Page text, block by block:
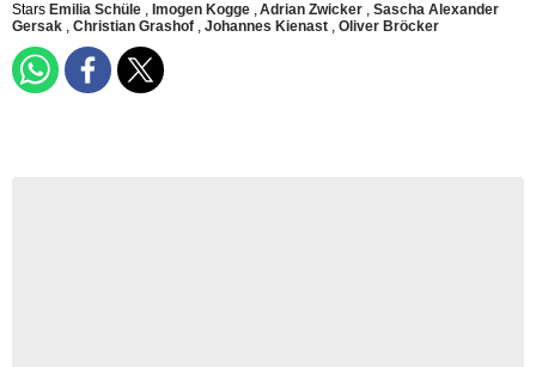
Stars Emilia Schüle , Imogen Kogge ,Adrian Zwicker , Sascha Alexander
Gersak , Christian Grashof , Johannes Kienast , Oliver Bröcker